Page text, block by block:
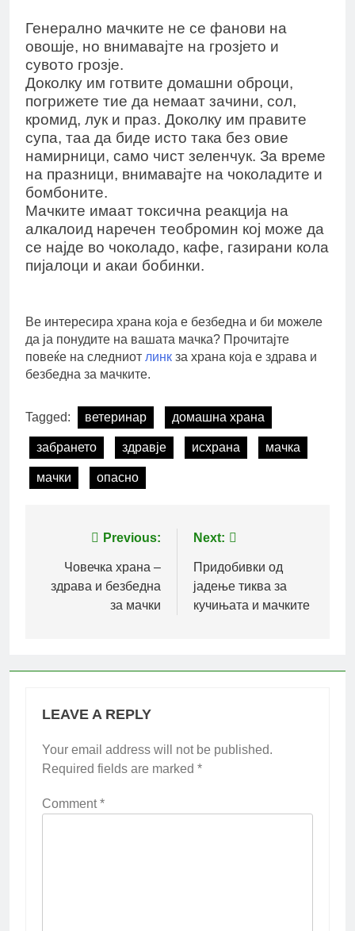
Генерално мачките не се фанови на
овошје, но внимавајте на грозјето и
сувото грозје.
Доколку им готвите домашни оброци,
погрижете тие да немаат зачини, сол,
кромид, лук и праз. Доколку им правите
супа, таа да биде исто така без овие
намирници, само чист зеленчук. За време
на празници, внимавајте на чоколадите и
бомбоните.
Мачките имаат токсична реакција на
алкалоид наречен теобромин кој може да
се најде во чоколадо, кафе, газирани кола
пијалоци и акаи бобинки.
Ве интересира храна која е безбедна и би можеле
да ја понудите на вашата мачка? Прочитајте
повеќе на следниот линк за храна која е здрава и
безбедна за мачките.
Tagged: ветеринар домашна храна
забрането здравје исхрана мачка
мачки опасно
navigation
Previous:
Човечка храна –
здрава и безбедна
за мачки
Next:
Придобивки од
јадење тиква за
кучињата и мачките
LEAVE A REPLY
Your email address will not be published.
Required fields are marked *
Comment*